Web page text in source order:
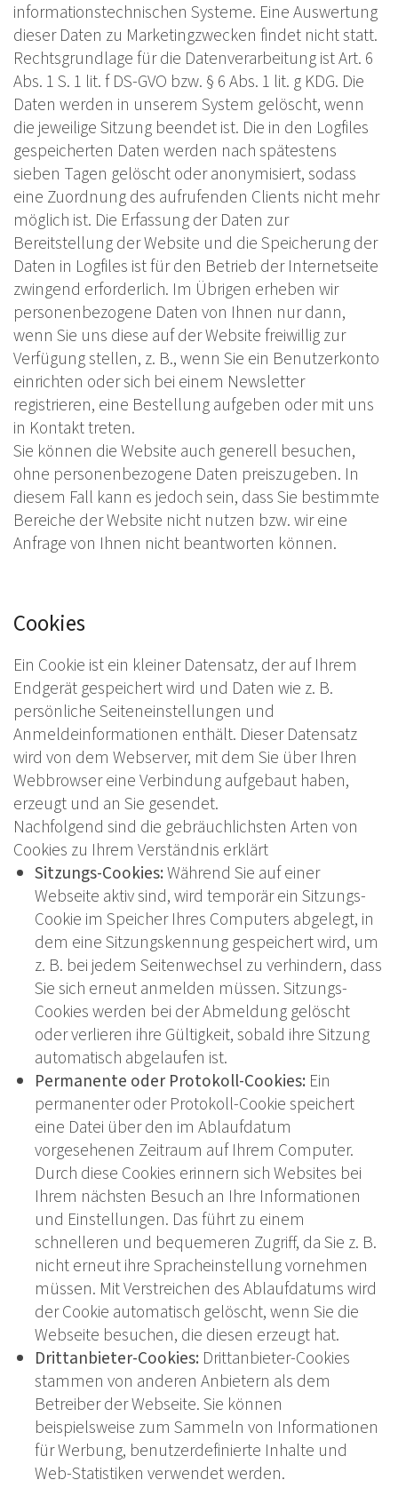
informationstechnischen Systeme. Eine Auswertung
dieser Daten zu Marketingzwecken findet nicht statt.
Rechtsgrundlage für die Datenverarbeitung ist Art. 6
Abs. 1 S. 1 lit. f DS-GVO bzw. § 6 Abs. 1 lit. g KDG. Die
Daten werden in unserem System gelöscht, wenn
die jeweilige Sitzung beendet ist. Die in den Logfiles
gespeicherten Daten werden nach spätestens
sieben Tagen gelöscht oder anonymisiert, sodass
eine Zuordnung des aufrufenden Clients nicht mehr
möglich ist. Die Erfassung der Daten zur
Bereitstellung der Website und die Speicherung der
Daten in Logfiles ist für den Betrieb der Internetseite
zwingend erforderlich. Im Übrigen erheben wir
personenbezogene Daten von Ihnen nur dann,
wenn Sie uns diese auf der Website freiwillig zur
Verfügung stellen, z. B., wenn Sie ein Benutzerkonto
einrichten oder sich bei einem Newsletter
registrieren, eine Bestellung aufgeben oder mit uns
in Kontakt treten.
Sie können die Website auch generell besuchen,
ohne personenbezogene Daten preiszugeben. In
diesem Fall kann es jedoch sein, dass Sie bestimmte
Bereiche der Website nicht nutzen bzw. wir eine
Anfrage von Ihnen nicht beantworten können.
Cookies
Ein Cookie ist ein kleiner Datensatz, der auf Ihrem
Endgerät gespeichert wird und Daten wie z. B.
persönliche Seiteneinstellungen und
Anmeldeinformationen enthält. Dieser Datensatz
wird von dem Webserver, mit dem Sie über Ihren
Webbrowser eine Verbindung aufgebaut haben,
erzeugt und an Sie gesendet.
Nachfolgend sind die gebräuchlichsten Arten von
Cookies zu Ihrem Verständnis erklärt
Sitzungs-Cookies:Während Sie auf einer
Webseite aktiv sind, wird temporär ein Sitzungs-
Cookie im Speicher Ihres Computers abgelegt, in
dem eine Sitzungskennung gespeichert wird, um
z. B. bei jedem Seitenwechsel zu verhindern, dass
Sie sich erneut anmelden müssen. Sitzungs-
Cookies werden bei der Abmeldung gelöscht
oder verlieren ihre Gültigkeit, sobald ihre Sitzung
automatisch abgelaufen ist.
Permanente oder Protokoll-Cookies: Ein
permanenter oder Protokoll-Cookie speichert
eine Datei über den im Ablaufdatum
vorgesehenen Zeitraum auf Ihrem Computer.
Durch diese Cookies erinnern sich Websites bei
Ihrem nächsten Besuch an Ihre Informationen
und Einstellungen. Das führt zu einem
schnelleren und bequemeren Zugriff, da Sie z. B.
nicht erneut ihre Spracheinstellung vornehmen
müssen. Mit Verstreichen des Ablaufdatums wird
der Cookie automatisch gelöscht, wenn Sie die
Webseite besuchen, die diesen erzeugt hat.
Drittanbieter-Cookies: Drittanbieter-Cookies
stammen von anderen Anbietern als dem
Betreiber der Webseite. Sie können
beispielsweise zum Sammeln von Informationen
für Werbung, benutzerdefinierte Inhalte und
Web-Statistiken verwendet werden.